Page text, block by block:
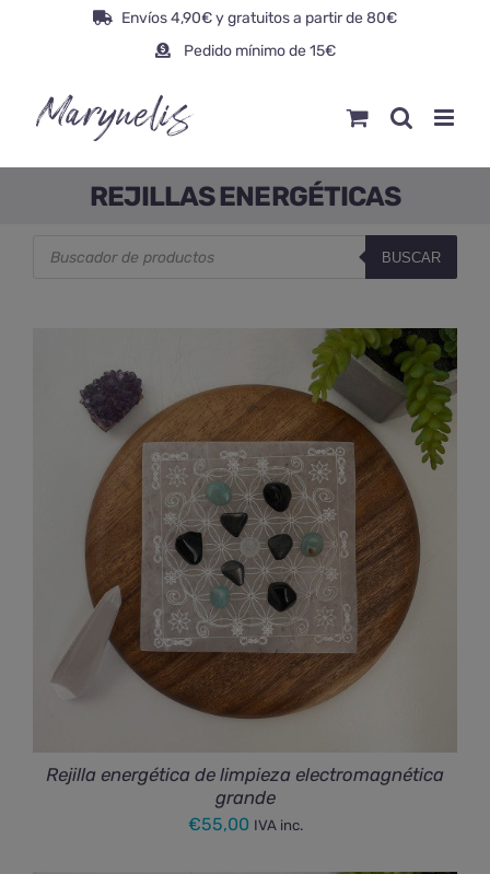
Envíos 4,90€ y gratuitos a partir de 80€
Pedido mínimo de 15€
REJILLAS ENERGÉTICAS
Rejilla energética de limpieza electromagnética
grande
€55,00 IVA inc.
de
BUSCAR